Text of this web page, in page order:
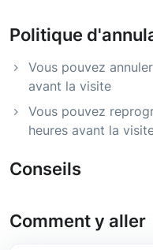
Politique
Vous pouvez
avant la visite
Vous pouvez
heures avant la
Conseils
Comment y aller